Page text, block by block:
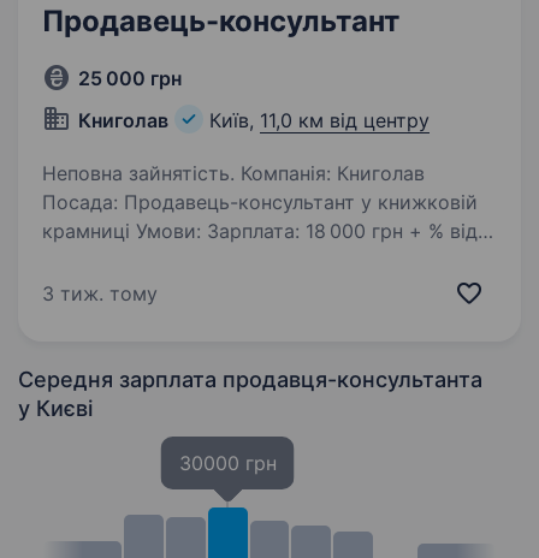
Продавець-консультант
25 000 грн
Книголав
Київ, 11,0 км від центру
Неповна зайнятість. Компанія: Книголав
Посада: Продавець-консультант у книжковій
крамниці Умови: Зарплата: 18 000 грн + % від
книги Графік: Гнучкий, 15−16 робочих змін на
3 тиж. тому
Середня зарплата продавця-консультанта
у Києві
30000 грн